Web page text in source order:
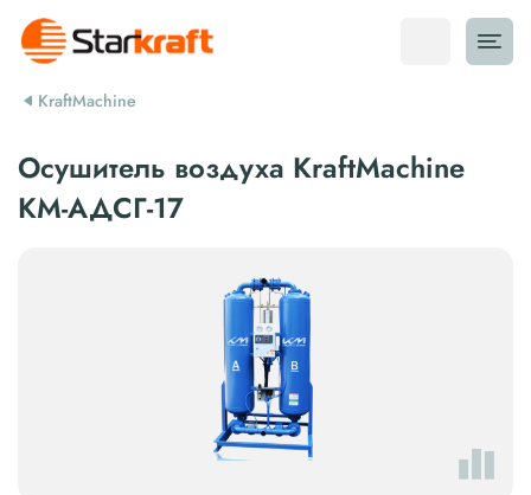
KraftMachine
Осушитель воздуха KraftMachine
КМ-АДСГ-17